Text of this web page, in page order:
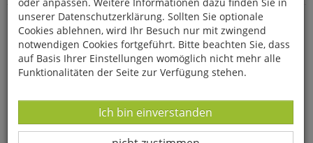
Birkenzeizig
unserer Datenschutzerklärung. Sollten Sie optionale
Cookies ablehnen, wird Ihr Besuch nur mit zwingend
notwendigen Cookies fortgeführt. Bitte beachten Sie, dass
auf Basis Ihrer Einstellungen womöglich nicht mehr alle
Funktionalitäten der Seite zur Verfügung stehen.
Datenverarbeitung -
Ich bin einverstanden